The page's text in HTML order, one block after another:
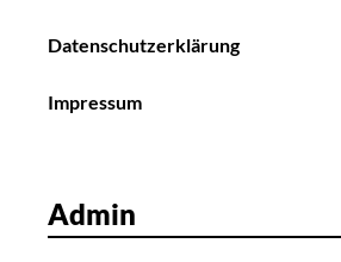
Datenschutzerklärung
Impressum
Admin